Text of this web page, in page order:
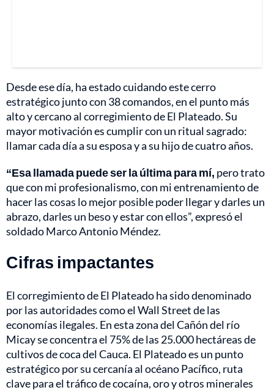
Desde ese día, ha estado cuidando este cerro
estratégico junto con 38 comandos, en el punto más
alto y cercano al corregimiento de El Plateado. Su
mayor motivación es cumplir con un ritual sagrado:
llamar cada día a su esposa y a su hijo de cuatro años.
“Esa llamada puede ser la última para mí, pero trato
que con mi profesionalismo, con mi entrenamiento de
hacer las cosas lo mejor posible poder llegar y darles un
abrazo, darles un beso y estar con ellos”, expresó el
soldado Marco Antonio Méndez.
Cifras impactantes
El corregimiento de El Plateado ha sido denominado
por las autoridades como el Wall Street de las
economías ilegales. En esta zona del Cañón del río
Micay se concentra el 75% de las 25.000 hectáreas de
cultivos de coca del Cauca. El Plateado es un punto
estratégico por su cercanía al océano Pacífico, ruta
clave para el tráfico de cocaína, oro y otros minerales